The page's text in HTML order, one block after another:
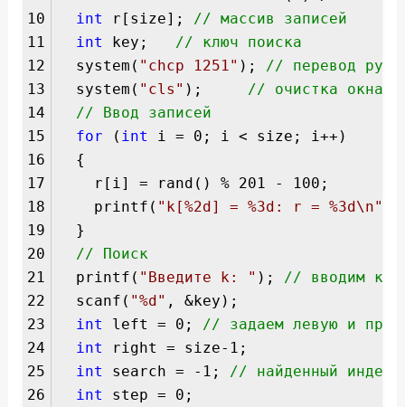
10
11
12
13
14
15
16
17
18
19
20
21
22
23
24
25
26
int
r[size]; // массив записей
int
key; // ключ поиска
system( "chcp 1251" ); // перевод
system( "cls" ); // очистка окна
// Ввод записей
for ( int
i = 0; i < size; i++)
{
r[i] = rand() % 201 - 100;
printf( "k[%2d] = %3d: r = %3d\n"
}
// Поиск
printf( "Введите k: " ); // вводим
scanf( "%d" , &key);
int
left = 0; // задаем левую и
int
right = size-1;
int
search = -1; // найденный
int
step = 0;